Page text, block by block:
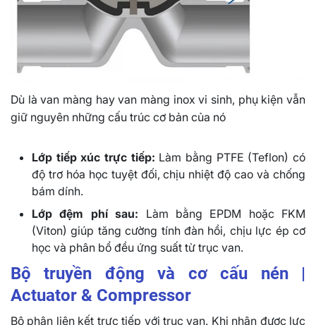
Dù là van màng hay van màng inox vi sinh, phụ kiện vẫn
giữ nguyên những cấu trúc cơ bản của nó
Lớp tiếp xúc trực tiếp: Làm bằng PTFE (Teflon) có
độ trơ hóa học tuyệt đối, chịu nhiệt độ cao và chống
bám dính.
Lớp đệm phí sau: Làm bằng EPDM hoặc FKM
(Viton) giúp tăng cường tính đàn hồi, chịu lực ép cơ
học và phân bổ đều ứng suất từ trục van.
Bộ truyền động và cơ cấu nén |
Actuator & Compressor
Bộ phận liên kết trực tiếp với trục van. Khi nhận được lực